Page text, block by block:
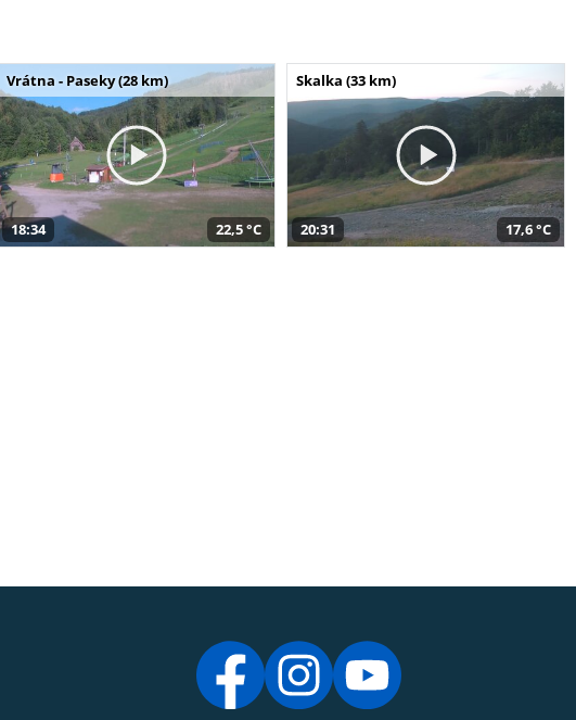
Vrátna - Paseky (28 km)
18:34 22,5 °C
Skalka (33 km)
20:31 17,6 °C